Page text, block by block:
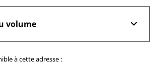
volume
à cette adresse :